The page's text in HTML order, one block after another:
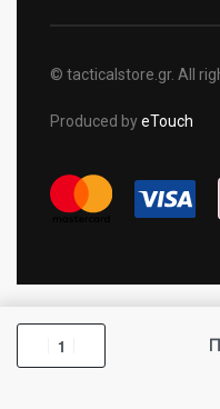
© tacticalstore.gr. All
Produced byeTouch